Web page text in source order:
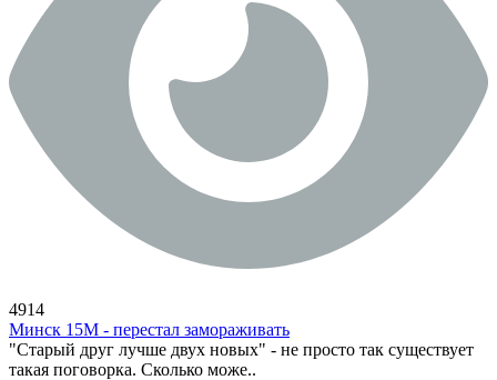
4914
Минск 15М - перестал замораживать
"Старый друг лучше двух новых" - не просто так существует
такая поговорка. Сколько може..